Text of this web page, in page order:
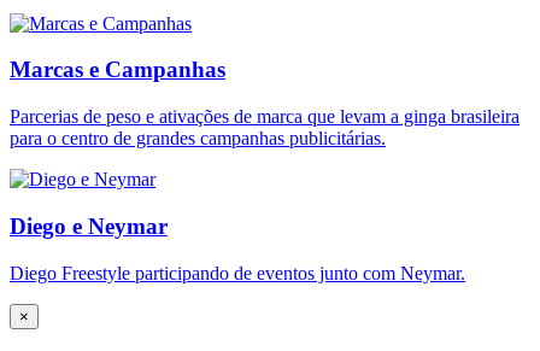
Marcas e Campanhas
Parcerias de peso e ativações de marca que levam a ginga brasileira
para o centro de grandes campanhas publicitárias.
Diego e Neymar
Diego Freestyle participando de eventos junto com Neymar.
×